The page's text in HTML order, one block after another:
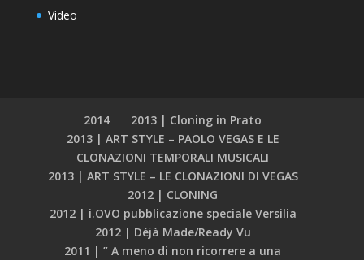
Video
2014
2013 | Cloning in Prato
2013 | ART STYLE – PAOLO VEGAS E LE
CLONAZIONI TEMPORALI MUSICALI
2013 | ART STYLE – LE CLONAZIONI DI VEGAS
2012 | CLONING
2012 | i.OVO pubblicazione speciale Versilia
2012 | Déjà Made/Ready Vu
2011 | ” A meno di non ricorrere a una